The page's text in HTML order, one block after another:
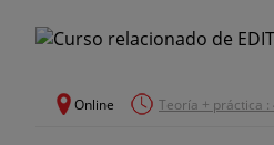
Online Teoría + práctica :